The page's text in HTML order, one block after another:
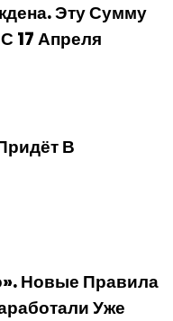
Эту Сумму
17 Апреля
В
Новые Правила
Уже